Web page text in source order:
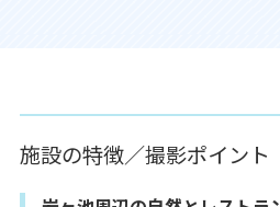
施設の特徴／撮影ポイント